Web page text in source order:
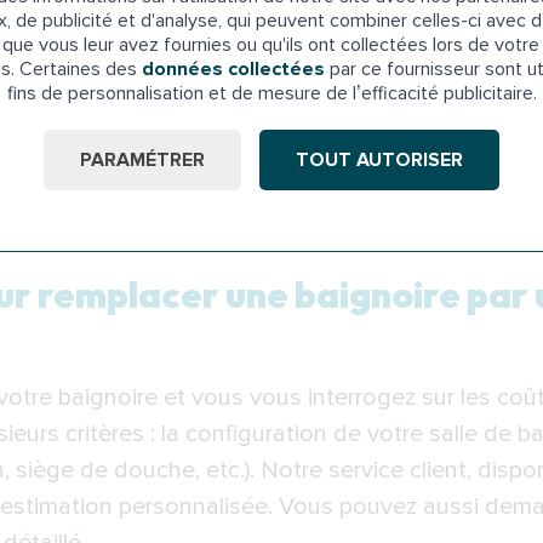
de publicité et d'analyse, qui peuvent combiner celles-ci avec
vous leur avez fournies ou qu'ils ont collectées lors de
Certaines des données collectées par ce fournisseur sont
fins de personnalisation et de mesure de l’efficacité publicitaire.
PARAMÉTRER TOUT AUTORISER
: nos équipes vous expliquent comment
nous chargeons de l’évacuation de tous les
profiter immédiatement de votre nouvel
à l’étage
, nous vous recommandons
risque de chute.
remplacer une baignoire par
baignoire et vous vous interrogez sur les
critères : la configuration de votre salle de
siège de douche, etc.). Notre service client,
personnalisée. Vous pouvez aussi